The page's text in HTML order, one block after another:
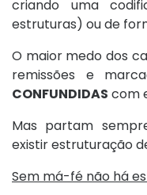
criando uma
estruturas) ou de
O maior medo dos
remissões e
CONFUNDIDAS com
Mas partam
existir estruturação
Sem má-fé não há